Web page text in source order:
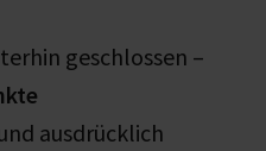
geschlossen –
ausdrücklich